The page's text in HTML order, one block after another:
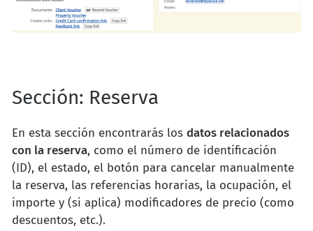
Sección: Reserva
En esta sección encontrarás los datos relacionados
con la reserva, como el número de identificación
(ID), el estado, el botón para cancelar manualmente
la reserva, las referencias horarias, la ocupación, el
importe y (si aplica) modificadores de precio (como
descuentos, etc.).